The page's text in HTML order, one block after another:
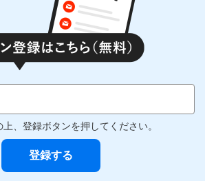
、登録ボタンを押してください。